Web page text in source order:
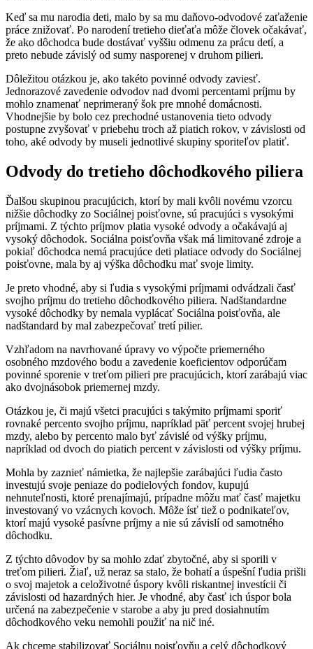
Keď sa mu narodia deti, malo by sa mu daňovo-odvodové zaťaženie
práce znižovať. Po narodení tretieho dieťaťa môže človek očakávať,
že ako dôchodca bude dostávať vyššiu odmenu za prácu detí, a
preto nebude závislý od sumy nasporenej v druhom pilieri.
Dôležitou otázkou je, ako takéto povinné odvody zaviesť.
Jednorazové zavedenie odvodov nad dvomi percentami príjmu by
mohlo znamenať neprimeraný šok pre mnohé domácnosti.
Vhodnejšie by bolo cez prechodné ustanovenia tieto odvody
postupne zvyšovať v priebehu troch až piatich rokov, v závislosti od
toho, aké odvody by museli jednotlivé skupiny sporiteľov platiť.
Odvody do tretieho dôchodkového piliera
Ďalšou skupinou pracujúcich, ktorí by mali kvôli novému vzorcu
nižšie dôchodky zo Sociálnej poisťovne, sú pracujúci s vysokými
príjmami. Z týchto príjmov platia vysoké odvody a očakávajú aj
vysoký dôchodok. Sociálna poisťovňa však má limitované zdroje a
pokiaľ dôchodca nemá pracujúce deti platiace odvody do Sociálnej
poisťovne, mala by aj výška dôchodku mať svoje limity.
Je preto vhodné, aby si ľudia s vysokými príjmami odvádzali časť
svojho príjmu do tretieho dôchodkového piliera. Nadštandardne
vysoké dôchodky by nemala vyplácať Sociálna poisťovňa, ale
nadštandard by mal zabezpečovať tretí pilier.
Vzhľadom na navrhované úpravy vo výpočte priemerného
osobného mzdového bodu a zavedenie koeficientov odporúčam
povinné sporenie v treťom pilieri pre pracujúcich, ktorí zarábajú viac
ako dvojnásobok priemernej mzdy.
Otázkou je, či majú všetci pracujúci s takýmito príjmami sporiť
rovnaké percento svojho príjmu, napríklad päť percent svojej hrubej
mzdy, alebo by percento malo byť závislé od výšky príjmu,
napríklad od dvoch do piatich percent v závislosti od výšky príjmu.
Mohla by zaznieť námietka, že najlepšie zarábajúci ľudia často
investujú svoje peniaze do podielových fondov, kupujú
nehnuteľnosti, ktoré prenajímajú, prípadne môžu mať časť majetku
investovaný vo vzácnych kovoch. Môže ísť tiež o podnikateľov,
ktorí majú vysoké pasívne príjmy a nie sú závislí od samotného
dôchodku.
Z týchto dôvodov by sa mohlo zdať zbytočné, aby si sporili v
treťom pilieri. Žiaľ, už neraz sa stalo, že bohatí a úspešní ľudia prišli
o svoj majetok a celoživotné úspory kvôli riskantnej investícii či
závislosti od hazardných hier. Je vhodné, aby časť ich úspor bola
určená na zabezpečenie v starobe a aby ju pred dosiahnutím
dôchodkového veku nemohli použiť na nič iné.
Ak chceme stabilizovať Sociálnu poisťovňu a celý dôchodkový